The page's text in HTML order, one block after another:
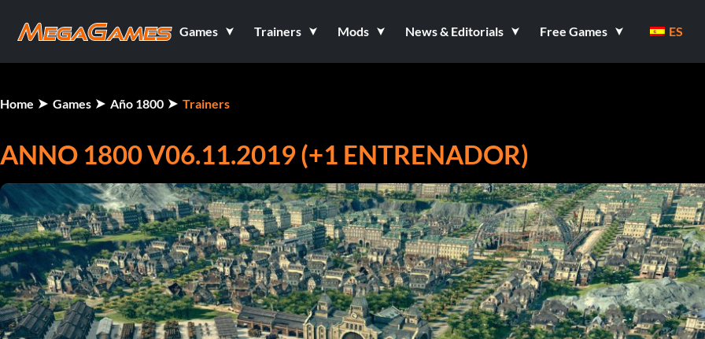
Games Trainers Mods News & Editorials Free Games ES
Home Games Año 1800 Trainers
ANNO 1800 V06.11.2019 (+1 ENTRENADOR)